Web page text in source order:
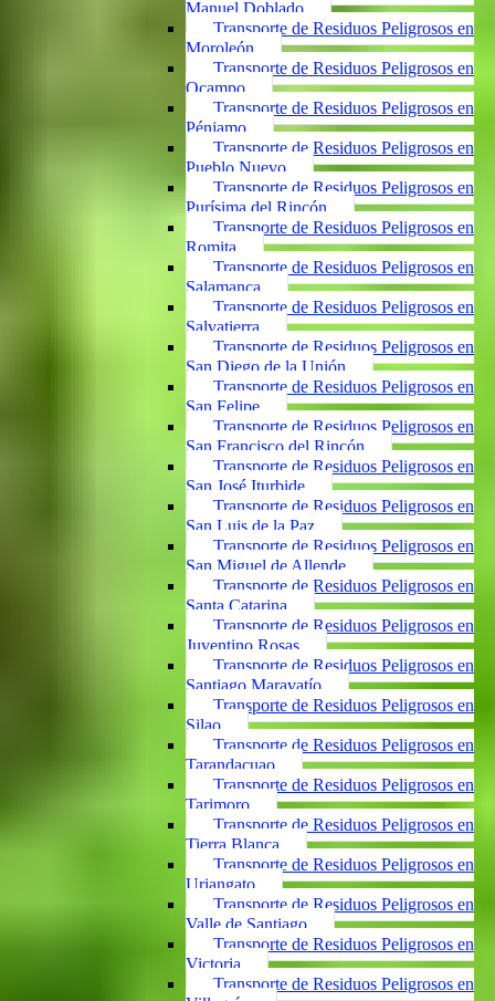
Manuel Doblado
Transporte de Residuos Peligrosos en
Moroleón
Transporte de Residuos Peligrosos en
Ocampo
Transporte de Residuos Peligrosos en
Pénjamo
Transporte de Residuos Peligrosos en
Pueblo Nuevo
Transporte de Residuos Peligrosos en
Purísima del Rincón
Transporte de Residuos Peligrosos en
Romita
Transporte de Residuos Peligrosos en
Salamanca
Transporte de Residuos Peligrosos en
Salvatierra
Transporte de Residuos Peligrosos en
San Diego de la Unión
Transporte de Residuos Peligrosos en
San Felipe
Transporte de Residuos Peligrosos en
San Francisco del Rincón
Transporte de Residuos Peligrosos en
San José Iturbide
Transporte de Residuos Peligrosos en
San Luis de la Paz
Transporte de Residuos Peligrosos en
San Miguel de Allende
Transporte de Residuos Peligrosos en
Santa Catarina
Transporte de Residuos Peligrosos en
Juventino Rosas
Transporte de Residuos Peligrosos en
Santiago Maravatío
Transporte de Residuos Peligrosos en
Silao
Transporte de Residuos Peligrosos en
Tarandacuao
Transporte de Residuos Peligrosos en
Tarimoro
Transporte de Residuos Peligrosos en
Tierra Blanca
Transporte de Residuos Peligrosos en
Uriangato
Transporte de Residuos Peligrosos en
Valle de Santiago
Transporte de Residuos Peligrosos en
Victoria
Transporte de Residuos Peligrosos en